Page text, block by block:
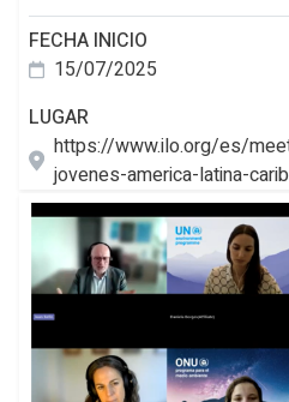
FECHA INICIO
15/07/2025
LUGAR
https://www.ilo.org/es/
jovenes-america-latina-